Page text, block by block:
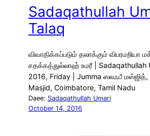
Sadaqathullah
Talaq
விவாதிக்கப்படும் தலாக்கும் விபரமறியா
சதக்கத்துல்லாஹ் உமரீ | Sadaqathullah
2016, Friday | Jumma ஸலஃபீ
Masjid, Coimbatore, Tamil Nadu
Daee: Sadaqathullah Umari
October 14, 2016